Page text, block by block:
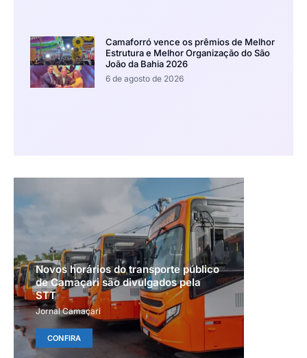
Camaforró vence os prêmios de Melhor
Estrutura e Melhor Organização do São
João da Bahia 2026
6 de agosto de 2026
Novos horários do transporte público
de Camaçari são divulgados pela
STT
Jornal Camaçari
CONFIRA